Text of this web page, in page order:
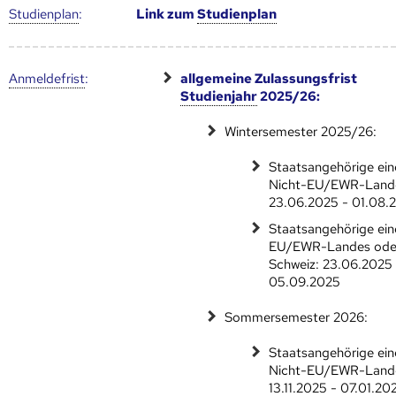
Studien­plan: Link zumStudien­plan
Anmelde­frist:
allgemeine Zulassungsfrist
Studienjahr2025/26:
Wintersemester 2025/26:
Staatsangehörige
Nicht-EU/EWR-
23.06.2025 -
Staatsangehörige
EU/EWR-Landes
Schweiz:
05.09.2025
Sommersemester 2026:
Staatsangehörige
Nicht-EU/EWR-
13.11.2025 -